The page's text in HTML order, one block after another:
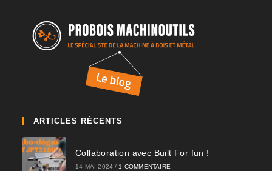
ARTICLES RÉCENTS
Collaboration avec Built For fun !
14 MAI 2024 / 1 COMMENTAIRE